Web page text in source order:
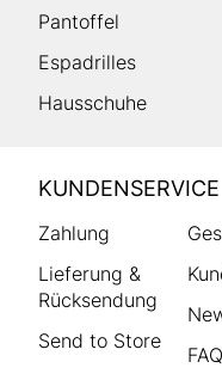
Pantoffel
Espadrilles
Hausschuhe
HUMANIC
Footer
KUNDENSERVICE
Zahlung
Lieferung &
Rücksendung
Send to Store
FAQ